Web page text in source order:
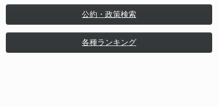
公約・政策検索
各種ランキング